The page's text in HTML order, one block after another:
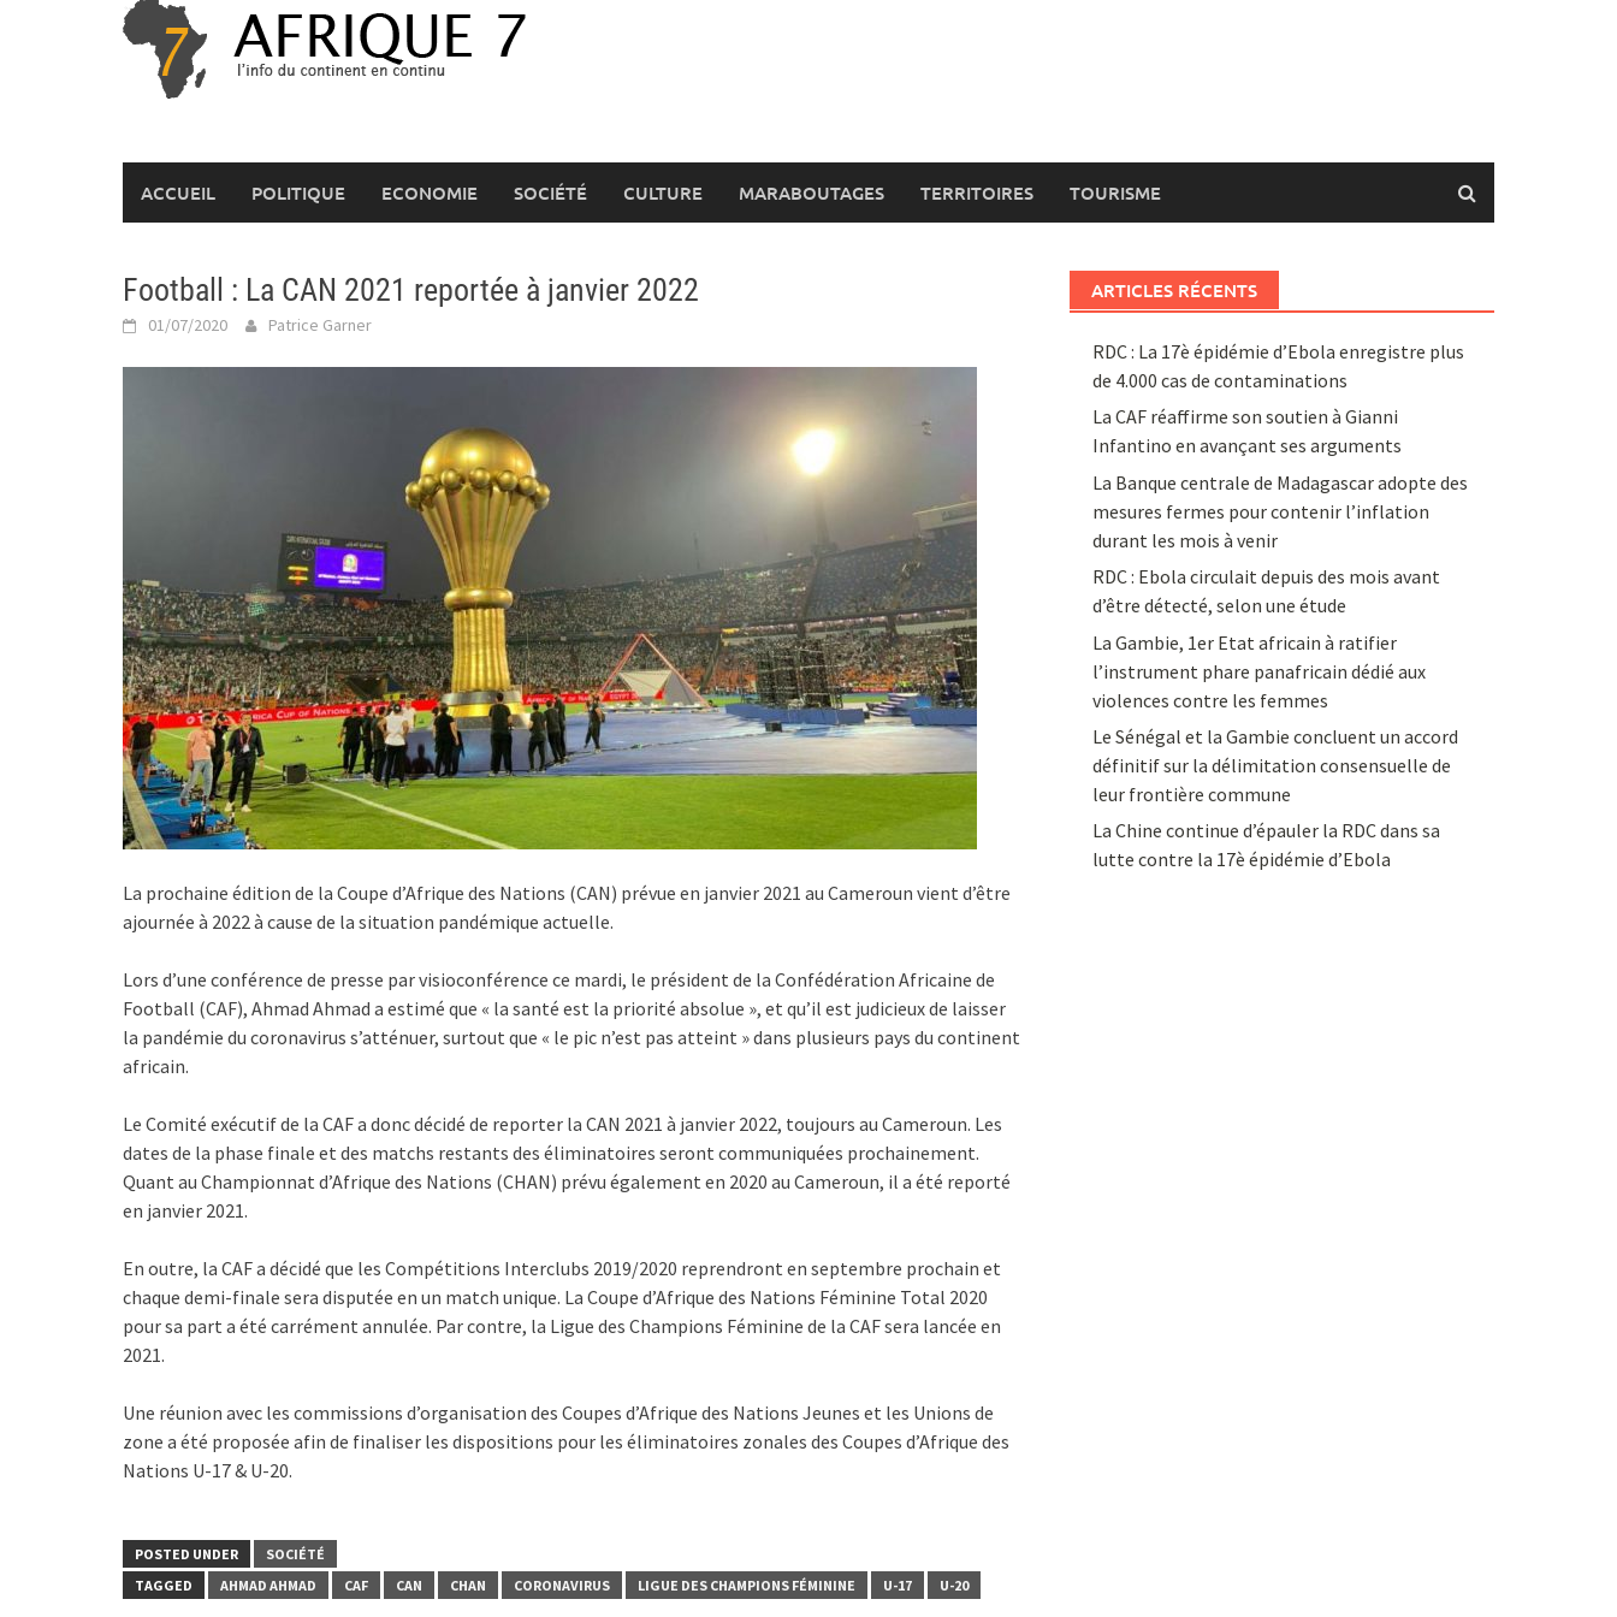
ACCUEIL POLITIQUE ECONOMIE SOCIÉTÉ CULTURE MARABOUTAGES TERRITOIRES TOURISME
Football : La CAN 2021 reportée à janvier 2022
01/07/2020 Patrice Garner
La prochaine édition de la Coupe d’Afrique des Nations (CAN) prévue en janvier 2021 au Cameroun vient d’être
ajournée à 2022 à cause de la situation pandémique actuelle.
Lors d’une conférence de presse par visioconférence ce mardi, le président de la Confédération Africaine de
Football (CAF), Ahmad Ahmad a estimé que « la santé est la priorité absolue », et qu’il est judicieux de laisser
la pandémie du coronavirus s’atténuer, surtout que « le pic n’est pas atteint » dans plusieurs pays du continent
africain.
Le Comité exécutif de la CAF a donc décidé de reporter la CAN 2021 à janvier 2022, toujours au Cameroun. Les
dates de la phase finale et des matchs restants des éliminatoires seront communiquées prochainement.
Quant au Championnat d’Afrique des Nations (CHAN) prévu également en 2020 au Cameroun, il a été reporté
en janvier 2021.
En outre, la CAF a décidé que les Compétitions Interclubs 2019/2020 reprendront en septembre prochain et
chaque demi-finale sera disputée en un match unique. La Coupe d’Afrique des Nations Féminine Total 2020
pour sa part a été carrément annulée. Par contre, la Ligue des Champions Féminine de la CAF sera lancée en
2021.
Une réunion avec les commissions d’organisation des Coupes d’Afrique des Nations Jeunes et les Unions de
zone a été proposée afin de finaliser les dispositions pour les éliminatoires zonales des Coupes d’Afrique des
Nations U-17 & U-20.
POSTED UNDER
SOCIÉTÉ
TAGGED
AHMAD AHMAD CAF CAN CHAN CORONAVIRUS LIGUE DES CHAMPIONS FÉMININE U-17 U-20
ARTICLES RÉCENTS
RDC : La 17è épidémie d’Ebola enregistre plus
de 4.000 cas de contaminations
La CAF réaffirme son soutien à Gianni
Infantino en avançant ses arguments
La Banque centrale de Madagascar adopte des
mesures fermes pour contenir l’inflation
durant les mois à venir
RDC : Ebola circulait depuis des mois avant
d’être détecté, selon une étude
La Gambie, 1er Etat africain à ratifier
l’instrument phare panafricain dédié aux
violences contre les femmes
Le Sénégal et la Gambie concluent un accord
définitif sur la délimitation consensuelle de
leur frontière commune
La Chine continue d’épauler la RDC dans sa
lutte contre la 17è épidémie d’Ebola